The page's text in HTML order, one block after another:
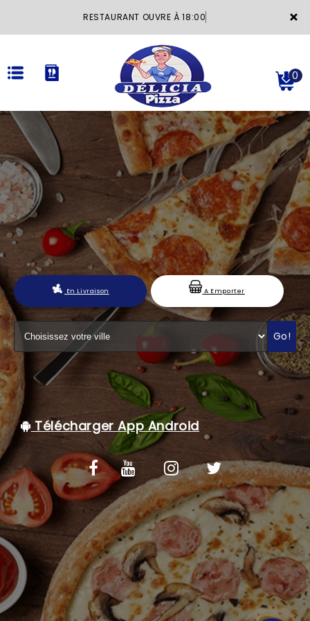
×
RESTAURANT OUVRE À 18:00
ACCUEIL
LA CARTE
VOTRE COMPTE
NOTRE RESTAURANT
VOS AVIS
MENTIONS LÉGALES
C.G.V
0
En Livraison A Emporter
Go!
Télécharger App Android